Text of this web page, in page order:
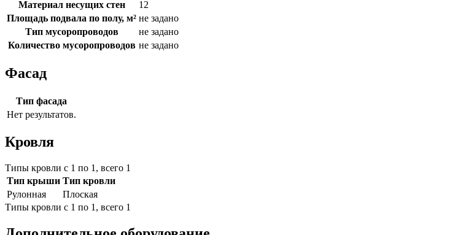
Материал несущих стен
12
Площадь подвала по полу, м² не задано
Тип мусоропроводов
не задано
Количество мусоропроводов не задано
Фасад
Тип фасада
Нет результатов.
Кровля
Типы кровли с 1 по 1, всего 1
Тип крыши Тип кровли
Рулонная
Плоская
Типы кровли с 1 по 1, всего 1